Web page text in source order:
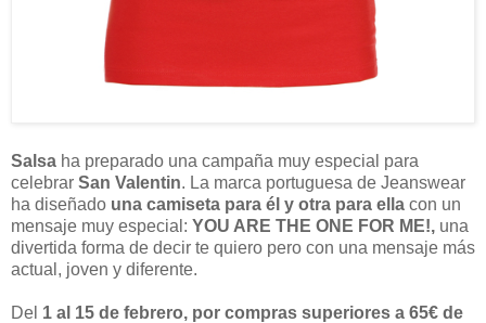
Salsa ha preparado una campaña muy especial para
celebrar San Valentin. La marca portuguesa de Jeanswear
ha diseñado una camiseta para él y otra para ella con un
mensaje muy especial: YOU ARE THE ONE FOR ME!, una
divertida forma de decir te quiero pero con una mensaje más
actual, joven y diferente.
Del 1 al 15 de febrero, por compras superiores a 65€ de